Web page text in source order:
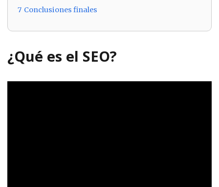
7 Conclusiones finales
¿Qué es el SEO?